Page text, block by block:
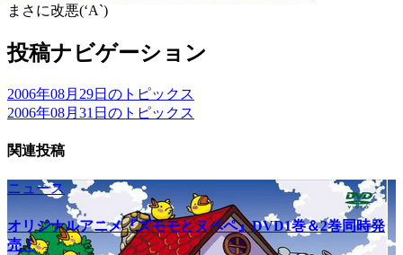
まさに改悪(‘A`)
投稿ナビゲーション
2006年08月29日のトピックス
2006年08月31日のトピックス
関連投稿
ニュース
オリジナルアニメ『ズモモとヌペペ』DVD1巻＆2巻同時発
売！